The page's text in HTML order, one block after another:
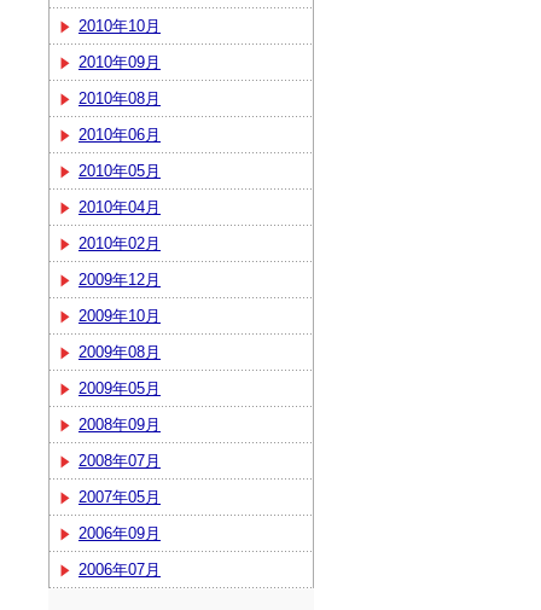
2010年10月
2010年09月
2010年08月
2010年06月
2010年05月
2010年04月
2010年02月
2009年12月
2009年10月
2009年08月
2009年05月
2008年09月
2008年07月
2007年05月
2006年09月
2006年07月